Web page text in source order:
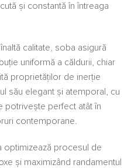
și constantă în întreaga
calitate, soba asigură
uniformă a căldurii, chiar
proprietăților de inerție
său elegant și atemporal, cu
potrivește perfect atât în
contemporane.
optimizează procesul de
și maximizând randamentul